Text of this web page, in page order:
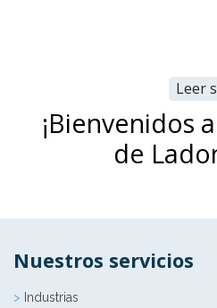
Leer
¡Bienvenidos
de
Nuestros servicios
> Industrias